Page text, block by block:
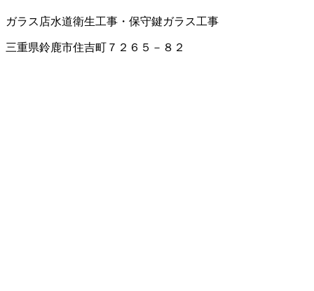
ガラス店水道衛生工事・保守鍵ガラス工事
三重県鈴鹿市住吉町７２６５－８２